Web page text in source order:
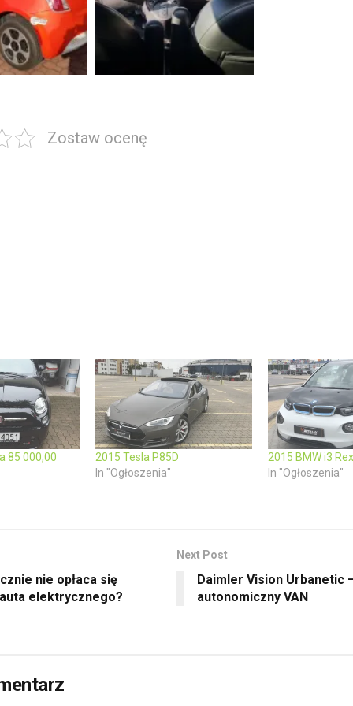
Zostaw ocenę
85 000,00
2015 Tesla P85D
In "Ogłoszenia"
2015 BMW i3 Rex
In "Ogłoszenia"
nie opłaca się
elektrycznego?
Next Post
Daimler Vision Urbanetic
autonomiczny VAN